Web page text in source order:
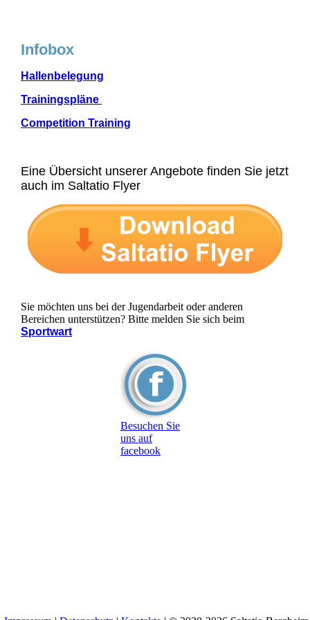
Infobox
Hallenbelegung
Trainingspläne
Competition Training
Eine Übersicht unserer Angebote finden Sie jetzt
auch im Saltatio Flyer
Sie möchten uns bei der Jugendarbeit oder anderen
Bereichen unterstützen? Bitte melden Sie sich beim
Sportwart
Besuchen Sie
uns auf
facebook